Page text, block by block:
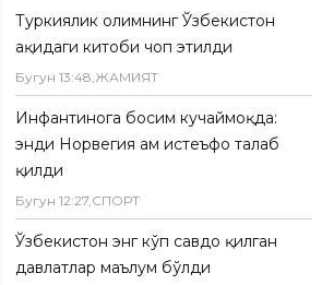
Туркиялик олимнинг Ўзбекистон
ҳақидаги китоби чоп этилди
Бугун 13:48,ЖАМИЯТ
Инфантинога босим кучаймоқда:
энди Норвегия ҳам истеъфо талаб
қилди
Бугун 12:27,СПОРТ
Ўзбекистон энг кўп савдо қилган
давлатлар маълум бўлди